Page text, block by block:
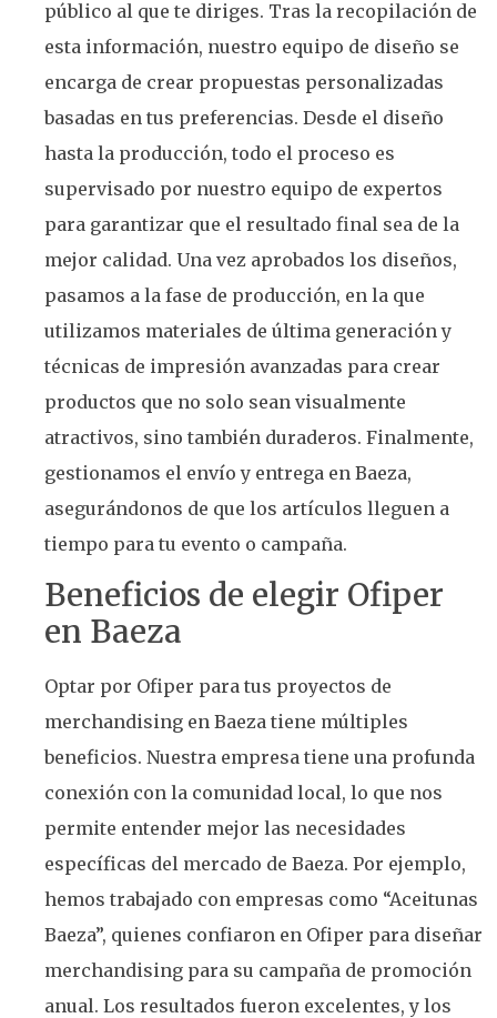
público al que te diriges. Tras la recopilación de
esta información, nuestro equipo de diseño se
encarga de crear propuestas personalizadas
basadas en tus preferencias. Desde el diseño
hasta la producción, todo el proceso es
supervisado por nuestro equipo de expertos
para garantizar que el resultado final sea de la
mejor calidad. Una vez aprobados los diseños,
pasamos a la fase de producción, en la que
utilizamos materiales de última generación y
técnicas de impresión avanzadas para crear
productos que no solo sean visualmente
atractivos, sino también duraderos. Finalmente,
gestionamos el envío y entrega en Baeza,
asegurándonos de que los artículos lleguen a
tiempo para tu evento o campaña.
Beneficios de elegir Ofiper
en Baeza
Optar por Ofiper para tus proyectos de
merchandising en Baeza tiene múltiples
beneficios. Nuestra empresa tiene una profunda
conexión con la comunidad local, lo que nos
permite entender mejor las necesidades
específicas del mercado de Baeza. Por ejemplo,
hemos trabajado con empresas como “Aceitunas
Baeza”, quienes confiaron en Ofiper para diseñar
merchandising para su campaña de promoción
anual. Los resultados fueron excelentes, y los